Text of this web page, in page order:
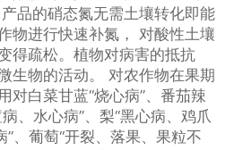
品的硝态氮无需土壤转化即能
物进行快速补氮， 对酸性土壤
得疏松。植物对病害的抵抗
生物的活动。 对农作物在果期
对白菜甘蓝“烧心病”、番茄辣
、水心病”、梨“黑心病、鸡爪
”、葡萄“开裂、落果、果粒不